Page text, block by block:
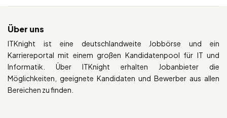
Über uns
ITKnight ist eine deutschlandweite Jobbörse und ein
Karriereportal mit einem großen Kandidatenpool für IT und
Informatik. Über ITKnight erhalten Jobanbieter die
Möglichkeiten, geeignete Kandidaten und Bewerber aus allen
Bereichen zu finden.